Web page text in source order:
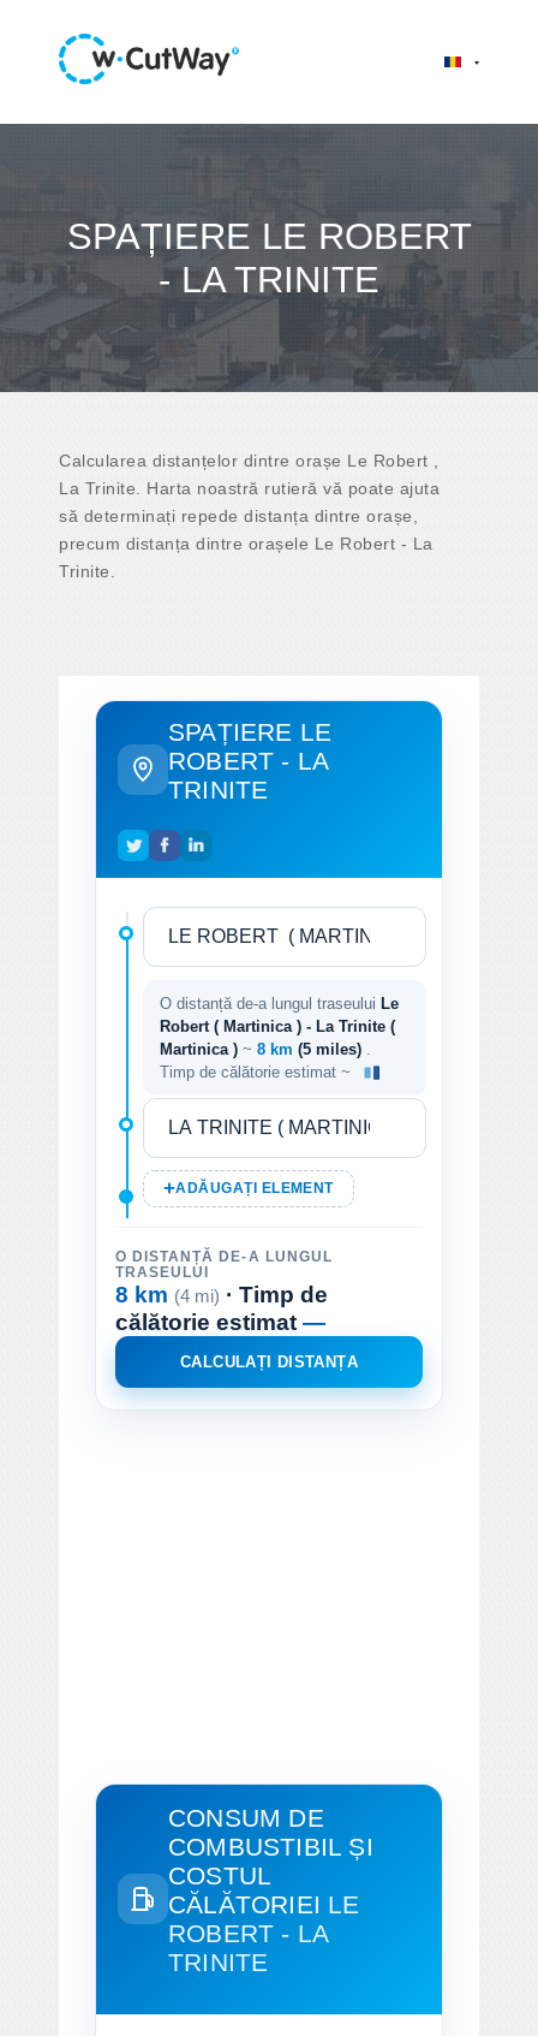
SPAȚIERE LE ROBERT
- LA TRINITE
Calcularea distanțelor dintre orașe Le Robert ,
La Trinite. Harta noastră rutieră vă poate ajuta
să determinați repede distanța dintre orașe,
precum distanța dintre orașele Le Robert - La
Trinite.
SPAȚIERE LE
ROBERT - LA
TRINITE
O distanță de-a lungul traseului Le
Robert ( Martinica ) - La Trinite (
Martinica ) ~ 8 km (5 miles)
Timp de călătorie estimat ~
ADĂUGAȚI ELEMENT
O DISTANȚĂ DE-A LUNGUL
TRASEULUI
8 km (4 mi) · Timp de
călătorie estimat—
CALCULAȚI DISTANȚA
CONSUM DE
COMBUSTIBIL ȘI
COSTUL
CĂLĂTORIEI LE
ROBERT - LA
TRINITE